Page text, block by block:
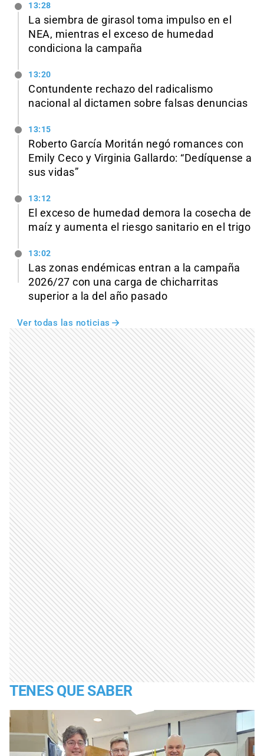
13:28
La siembra de girasol toma impulso en el
NEA, mientras el exceso de humedad
condiciona la campaña
13:20
Contundente rechazo del radicalismo
nacional al dictamen sobre falsas denuncias
13:15
Roberto García Moritán negó romances con
Emily Ceco y Virginia Gallardo: “Dedíquense a
sus vidas”
13:12
El exceso de humedad demora la cosecha de
maíz y aumenta el riesgo sanitario en el trigo
13:02
Las zonas endémicas entran a la campaña
2026/27 con una carga de chicharritas
superior a la del año pasado
Ver todas las noticias
TENES QUE SABER